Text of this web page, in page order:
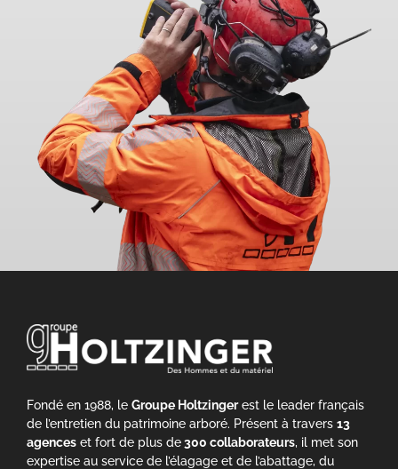
Fondé en 1988, le Groupe Holtzingerest le leader français
de l’entretien du patrimoine arboré. Présent à travers 13
agences et fort de plus de300 collaborateurs, il met son
expertise au service de l’élagage et de l’abattage, du